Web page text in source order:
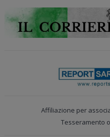
Affiliazione per
Tesseramento